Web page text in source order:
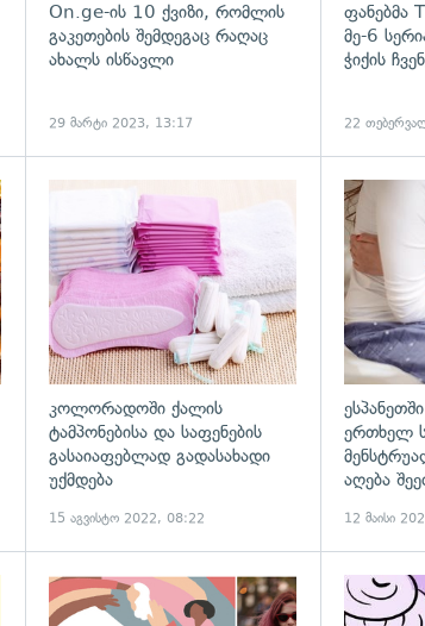
On.ge-ის 10 ქვიზი, რომლის
გაკეთების შემდეგაც რაღაც
ახალს ისწავლი
29 მარტი 2023, 13:17
ფანებმა
მე-6
ჭიქის
22
გადახედვა
კოლორადოში ქალის
ტამპონებისა და საფენების
გასაიაფებლად გადასახადი
უქმდება
15 აგვისტო 2022, 08:22
ერთხელ
აღება
12 მაისი
გადახედვა